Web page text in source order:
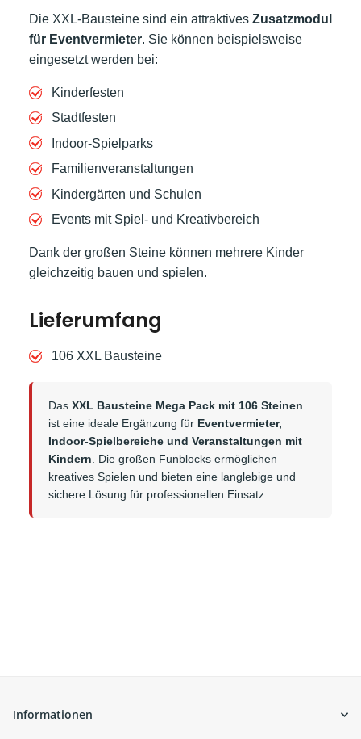
Die XXL-Bausteine sind ein attraktives Zusatzmodul
für Eventvermieter. Sie können beispielsweise
eingesetzt werden bei:
Kinderfesten
Stadtfesten
Indoor-Spielparks
Familienveranstaltungen
Kindergärten und Schulen
Events mit Spiel- und Kreativbereich
Dank der großen Steine können mehrere Kinder
gleichzeitig bauen und spielen.
Lieferumfang
106 XXL Bausteine
Das XXL Bausteine Mega Pack mit 106 Steinen
ist eine ideale Ergänzung für Eventvermieter,
Indoor-Spielbereiche und Veranstaltungen mit
Kindern . Die großen Funblocks ermöglichen
kreatives Spielen und bieten eine langlebige und
sichere Lösung für professionellen Einsatz.
Informationen